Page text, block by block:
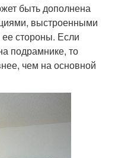
быть дополнена
выстроенными
стороны. Если
подрамнике, то
чем на основной